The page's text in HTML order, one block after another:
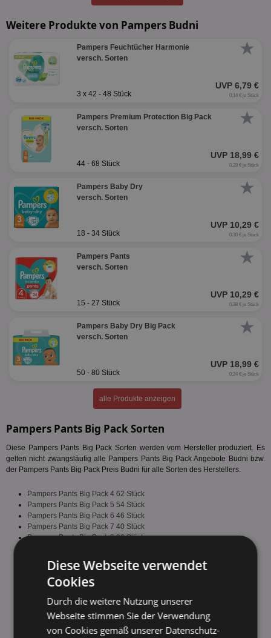
Weitere Produkte von Pampers Budni
★
Pampers Feuchtücher Harmonie
versch. Sorten
UVP 6,79 €
3 x 42 - 48 Stück 0,14 € je Stück
★
Pampers Premium Protection Big Pack
versch. Sorten
UVP 18,99 €
44 - 68 Stück 0,28 € je Stück
★
Pampers Baby Dry
versch. Sorten
UVP 10,29 €
18 - 34 Stück 0,30 € je Stück
★
Pampers Pants
versch. Sorten
UVP 10,29 €
15 - 27 Stück 0,38 € je Stück
★
Pampers Baby Dry Big Pack
versch. Sorten
UVP 18,99 €
50 - 80 Stück 0,24 € je Stück
alle Produkte anzeigen
Pampers Pants Big Pack Sorten
Diese Pampers Pants Big Pack Sorten werden vom Hersteller produziert. Es
gelten nicht zwangsläufig alle Pampers Pants Big Pack Angebote Budni bzw.
der Pampers Pants Big Pack Preis Budni für alle Sorten des Herstellers.
Pampers Pants Big Pack 4 62 Stück
Pampers Pants Big Pack 5 54 Stück
Pampers Pants Big Pack 6 46 Stück
Pampers Pants Big Pack 7 40 Stück
Pampers Pants Big Pack 8 36 Stück
fehlende Sorte melden
Diese Webseite verwendet
Cookies
Durch die weitere Nutzung unserer
Webseite stimmen Sie der Verwendung
von Cookies gemäß unserer Datenschutz-